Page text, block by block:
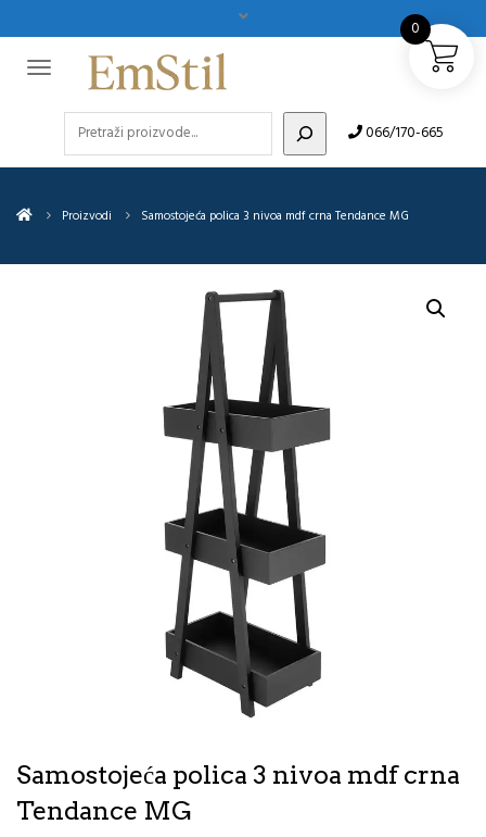
066/170-665
Proizvodi Samostojeća polica 3 nivoa mdf crna Tendance MG
Samostojeća polica 3 nivoa mdf crna
Tendance MG
0